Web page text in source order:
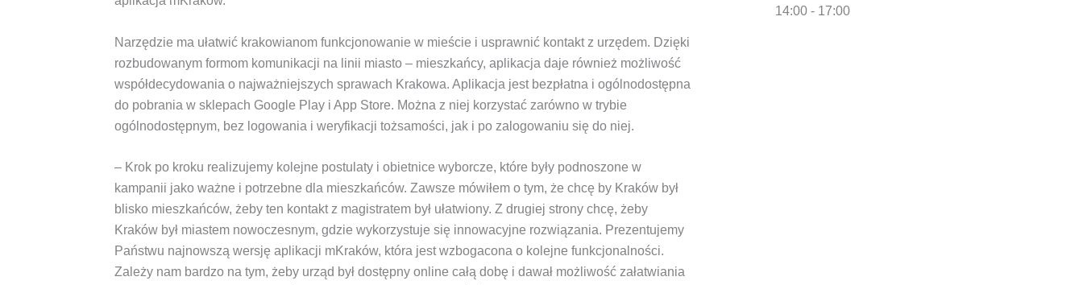
Narzędzie ma ułatwić krakowianom funkcjonowanie w mieście i usprawnić kontakt z urzędem. Dzięki
rozbudowanym formom komunikacji na linii miasto – mieszkańcy, aplikacja daje również możliwość
współdecydowania o najważniejszych sprawach Krakowa. Aplikacja jest bezpłatna i ogólnodostępna
do pobrania w sklepach Google Play i App Store. Można z niej korzystać zarówno w trybie
ogólnodostępnym, bez logowania i weryfikacji tożsamości, jak i po zalogowaniu się do niej.
– Krok po kroku realizujemy kolejne postulaty i obietnice wyborcze, które były podnoszone w
kampanii jako ważne i potrzebne dla mieszkańców. Zawsze mówiłem o tym, że chcę by Kraków był
blisko mieszkańców, żeby ten kontakt z magistratem był ułatwiony. Z drugiej strony chcę, żeby
Kraków był miastem nowoczesnym, gdzie wykorzystuje się innowacyjne rozwiązania. Prezentujemy
Państwu najnowszą wersję aplikacji mKraków, która jest wzbogacona o kolejne funkcjonalności.
Zależy nam bardzo na tym, żeby urząd był dostępny online całą dobę i dawał możliwość załatwiania
14:00 - 17:00